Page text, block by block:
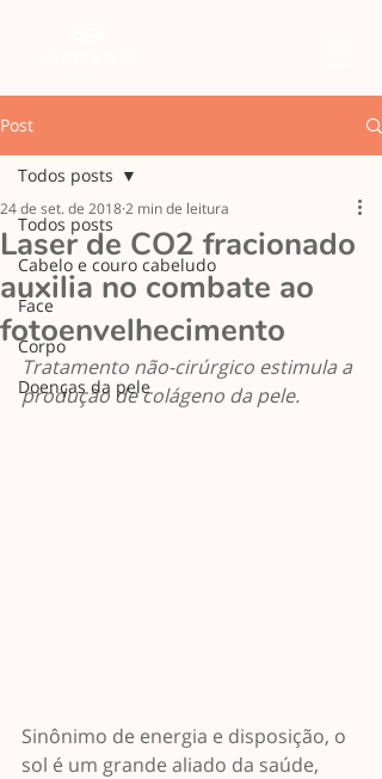
Post
Todos posts
Cabelo e couro cabeludo
Face
Corpo
Doenças da pele
Todos posts
Laser de CO2 fracionado
auxilia no combate ao
fotoenvelhecimento
24 de set. de 20182 min de leitura
Tratamento não-cirúrgico estimula a
produção de colágeno da pele.
Sinônimo de energia e disposição, o
sol é um grande aliado da saúde,